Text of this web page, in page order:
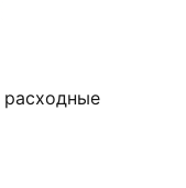
расходные